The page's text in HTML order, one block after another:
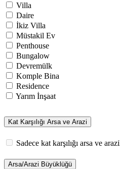
Villa
Daire
İkiz Villa
Müstakil Ev
Penthouse
Bungalow
Devremülk
Komple Bina
Residence
Yarım İnşaat
Kat Karşılığı Arsa ve Arazi
Sadece kat karşılığı arsa ve
Arsa/Arazi Büyüklüğü